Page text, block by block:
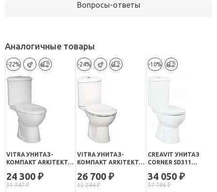
Вопросы-ответы
Аналогичные товары
-22%
VITRA УНИТАЗ-
КОМПАКТ ARKITEKT
УГЛОВОЙ
24 300 ₽
31 347₽
-24%
VITRA УНИТАЗ-
КОМПАКТ ARKITEKT
26 700 ₽
35 244₽
-10%
CREAVIT УНИТАЗ
CORNER SD311
34 050 ₽
37 796₽